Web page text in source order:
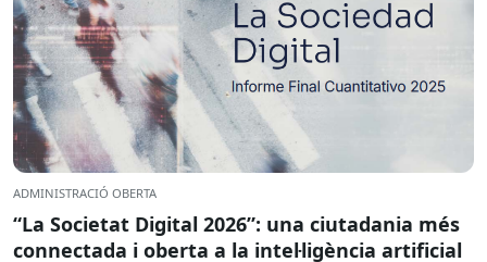
ADMINISTRACIÓ OBERTA
“La Societat Digital 2026”: una ciutadania més
connectada i oberta a la intel·ligència artificial